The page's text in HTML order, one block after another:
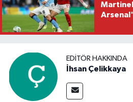
EDITÖR HAKKINDA
İhsan Çelikkaya